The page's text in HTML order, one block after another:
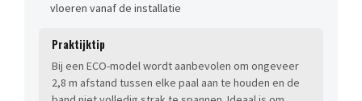
vloeren vanaf de installatie
Praktijktip
Bij een ECO-model wordt aanbevolen om ongeveer
2,8 m afstand tussen elke paal aan te houden en de